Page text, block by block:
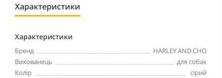
Характеристики
Характеристики
Бренд
HARLEY AND CHO
Вихованець
для собак
Колір
сірий